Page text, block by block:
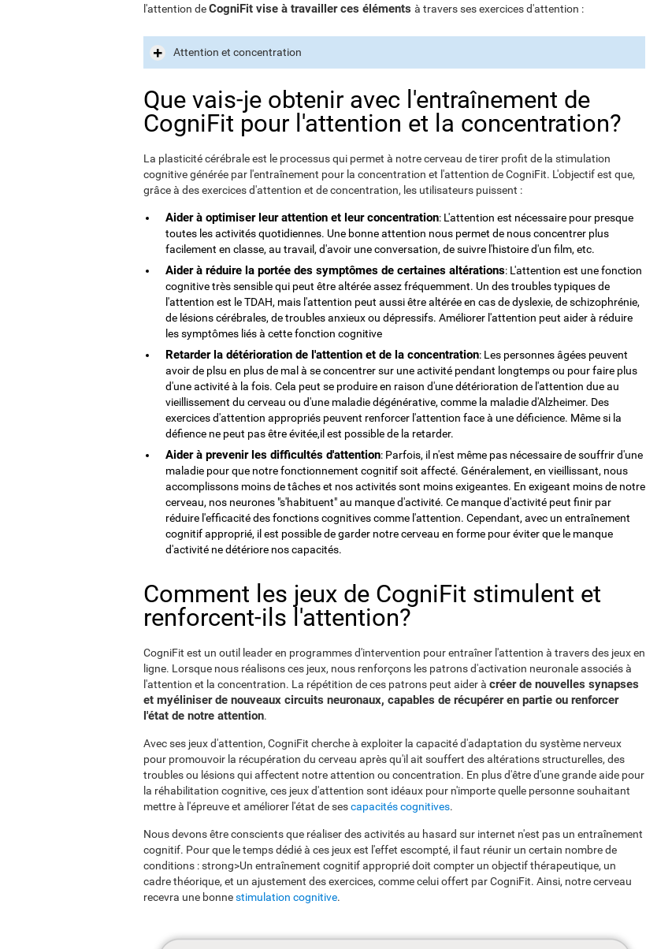
l'attention deCogniFit vise à travailler ces éléments à travers ses exercices d'attention :
Attention et concentration
Que vais-je obtenir avec l'entraînement de
CogniFit pour l'attention et la concentration?
La plasticité cérébrale est le processus qui permet à notre cerveau de tirer profit de la stimulation
cognitive générée par l'entraînement pour la concentration et l'attention de CogniFit. L'objectif est que,
grâce à des exercices d'attention et de concentration, les utilisateurs puissent :
Aider à optimiser leur attention et leur concentration: L'attention est nécessaire pour presque
toutes les activités quotidiennes. Une bonne attention nous permet de nous concentrer plus
facilement en classe, au travail, d'avoir une conversation, de suivre l'histoire d'un film, etc.
Aider à réduire la portée des symptômes de certaines altérations: L'attention est une fonction
cognitive très sensible qui peut être altérée assez fréquemment. Un des troubles typiques de
l'attention est le TDAH, mais l'attention peut aussi être altérée en cas de dyslexie, de schizophrénie,
de lésions cérébrales, de troubles anxieux ou dépressifs. Améliorer l'attention peut aider à réduire
les symptômes liés à cette fonction cognitive
Retarder la détérioration de l'attention et de la concentration: Les personnes âgées peuvent
avoir de plsu en plus de mal à se concentrer sur une activité pendant longtemps ou pour faire plus
d'une activité à la fois. Cela peut se produire en raison d'une détérioration de l'attention due au
vieillissement du cerveau ou d'une maladie dégénérative, comme la maladie d'Alzheimer. Des
exercices d'attention appropriés peuvent renforcer l'attention face à une déficience. Même si la
défience ne peut pas être évitée,il est possible de la retarder.
Aider à prevenir les difficultés d'attention: Parfois, il n'est même pas nécessaire de souffrir d'une
maladie pour que notre fonctionnement cognitif soit affecté. Généralement, en vieillissant, nous
accomplissons moins de tâches et nos activités sont moins exigeantes. En exigeant moins de notre
cerveau, nos neurones "s'habituent" au manque d'activité. Ce manque d'activité peut finir par
réduire l'efficacité des fonctions cognitives comme l'attention. Cependant, avec un entraînement
cognitif approprié, il est possible de garder notre cerveau en forme pour éviter que le manque
d'activité ne détériore nos capacités.
Comment les jeux de CogniFit stimulent et
renforcent-ils l'attention?
CogniFit est un outil leader en programmes d'intervention pour entraîner l'attention à travers des jeux en
ligne. Lorsque nous réalisons ces jeux, nous renforçons les patrons d'activation neuronale associés à
l'attention et la concentration. La répétition de ces patrons peut aider à créer de nouvelles synapses
et myéliniser de nouveaux circuits neuronaux, capables de récupérer en partie ou renforcer
l'état de notre attention.
Avec ses jeux d'attention, CogniFit cherche à exploiter la capacité d'adaptation du système nerveux
pour promouvoir la récupération du cerveau après qu'il ait souffert des altérations structurelles, des
troubles ou lésions qui affectent notre attention ou concentration. En plus d'être d'une grande aide pour
la réhabilitation cognitive, ces jeux d'attention sont idéaux pour n'importe quelle personne souhaitant
mettre à l'épreuve et améliorer l'état de sescapacités cognitives.
Nous devons être conscients que réaliser des activités au hasard sur internet n'est pas un entraînement
cognitif. Pour que le temps dédié à ces jeux est l'effet escompté, il faut réunir un certain nombre de
conditions : strong>Un entraînement cognitif approprié doit compter un objectif thérapeutique, un
cadre théorique, et un ajustement des exercices, comme celui offert par CogniFit. Ainsi, notre cerveau
recevra une bonnestimulation cognitive.